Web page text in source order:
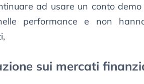
ad usare un conto
performance e non
sui mercati